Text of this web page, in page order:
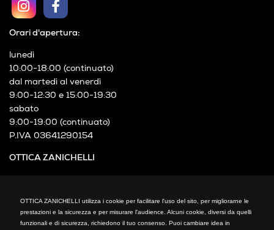
OTTICA ZANICHELLI utilizza i cookie per facilitare l'uso del sito, per migliorarne le
prestazioni e la sicurezza e per misurare l'audience. Alcuni cookie, diversi da quelli
funzionali e di sicurezza, richiedono il tuo consenso. Puoi cambiare idea in
OTTICA ZANICHELLI
fax: +39 02 66300794
Orari d'apertura:
lunedì
10:00-18:00 (continuato)
dal martedì al venerdì
9:00-12:30 e 15:00-19:30
sabato
9:00-19:00 (continuato)
P.IVA 03641290154